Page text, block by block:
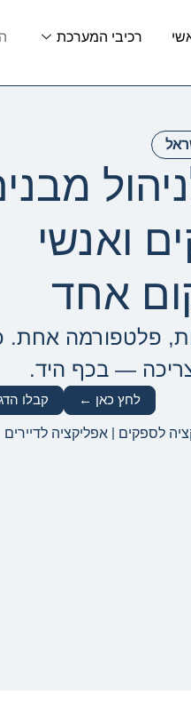
רכיבי המערכת
ואנשי
אחד
פלטפורמה אחת.
— בכף היד.
קבלו לחץ כאן ←
לספקים | אפליקציה לדיירים